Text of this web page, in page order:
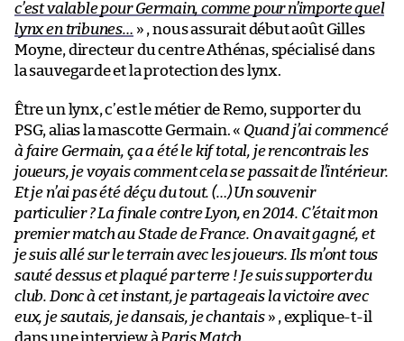
c’est valable pour Germain, comme pour n’importe quel
lynx en tribunes… » , nous assurait début août Gilles
Moyne, directeur du centre Athénas, spécialisé dans
la sauvegarde et la protection des lynx.
Être un lynx, c’est le métier de Remo, supporter du
PSG, alias la mascotte Germain. « Quand j’ai commencé
à faire Germain, ça a été le kif total, je rencontrais les
joueurs, je voyais comment cela se passait de l’intérieur.
Et je n’ai pas été déçu du tout. (…) Un souvenir
particulier ? La finale contre Lyon, en 2014. C’était mon
premier match au Stade de France. On avait gagné, et
je suis allé sur le terrain avec les joueurs. Ils m’ont tous
sauté dessus et plaqué par terre ! Je suis supporter du
club. Donc à cet instant, je partageais la victoire avec
eux, je sautais, je dansais, je chantais» , explique-t-il